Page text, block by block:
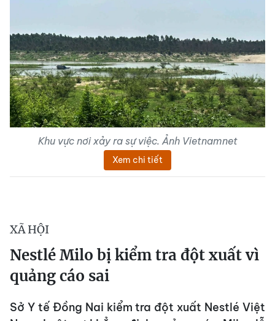
Khu vực nơi xảy ra sự việc. Ảnh Vietnamnet
Xem chi tiết
XÃ HỘI
Nestlé Milo bị kiểm tra đột xuất vì
quảng cáo sai
Sở Y tế Đồng Nai kiểm tra đột xuất Nestlé Việt